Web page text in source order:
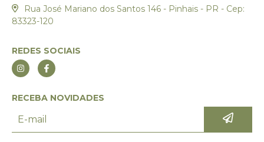
Rua José Mariano dos Santos 146 - Pinhais - PR - Cep:
83323-120
REDES SOCIAIS
RECEBA NOVIDADES